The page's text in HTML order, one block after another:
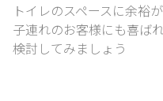
トイレのスペースに余裕が
子連れのお客様にも喜ば
検討してみましょう